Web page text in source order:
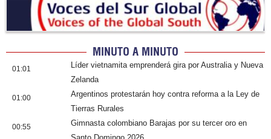
MINUTO A MINUTO
01:01
Líder vietnamita emprenderá gira por Australia y Nueva
Zelanda
01:00
Argentinos protestarán hoy contra reforma a la Ley de
Tierras Rurales
00:55
Gimnasta colombiano Barajas por su tercer oro en